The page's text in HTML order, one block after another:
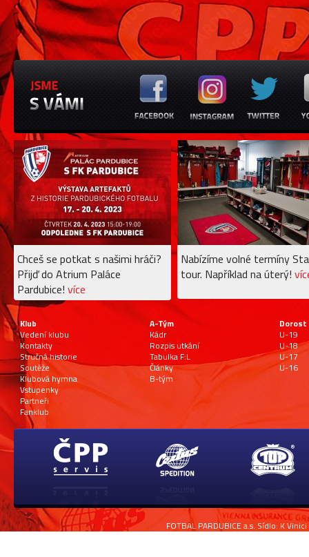
Chceš se potkat s našimi hráči?
Přijď do Atrium Paláce
Pardubice! více
Nabízíme volné termíny
tour. Například na úterý!
Klub
Vedení klubu
Kontakty
Stručná historie
Soutěže
Klubová hymna
Vstupenky
Partneři
Fanklub
A-Tým
Kádr
Rozpis utkání
Tabulka F:L
Články
B-tým
Dorost
U-19
U-18
U-17
U-16
FOTBAL PARDUBICE a.s. Sídlo: K